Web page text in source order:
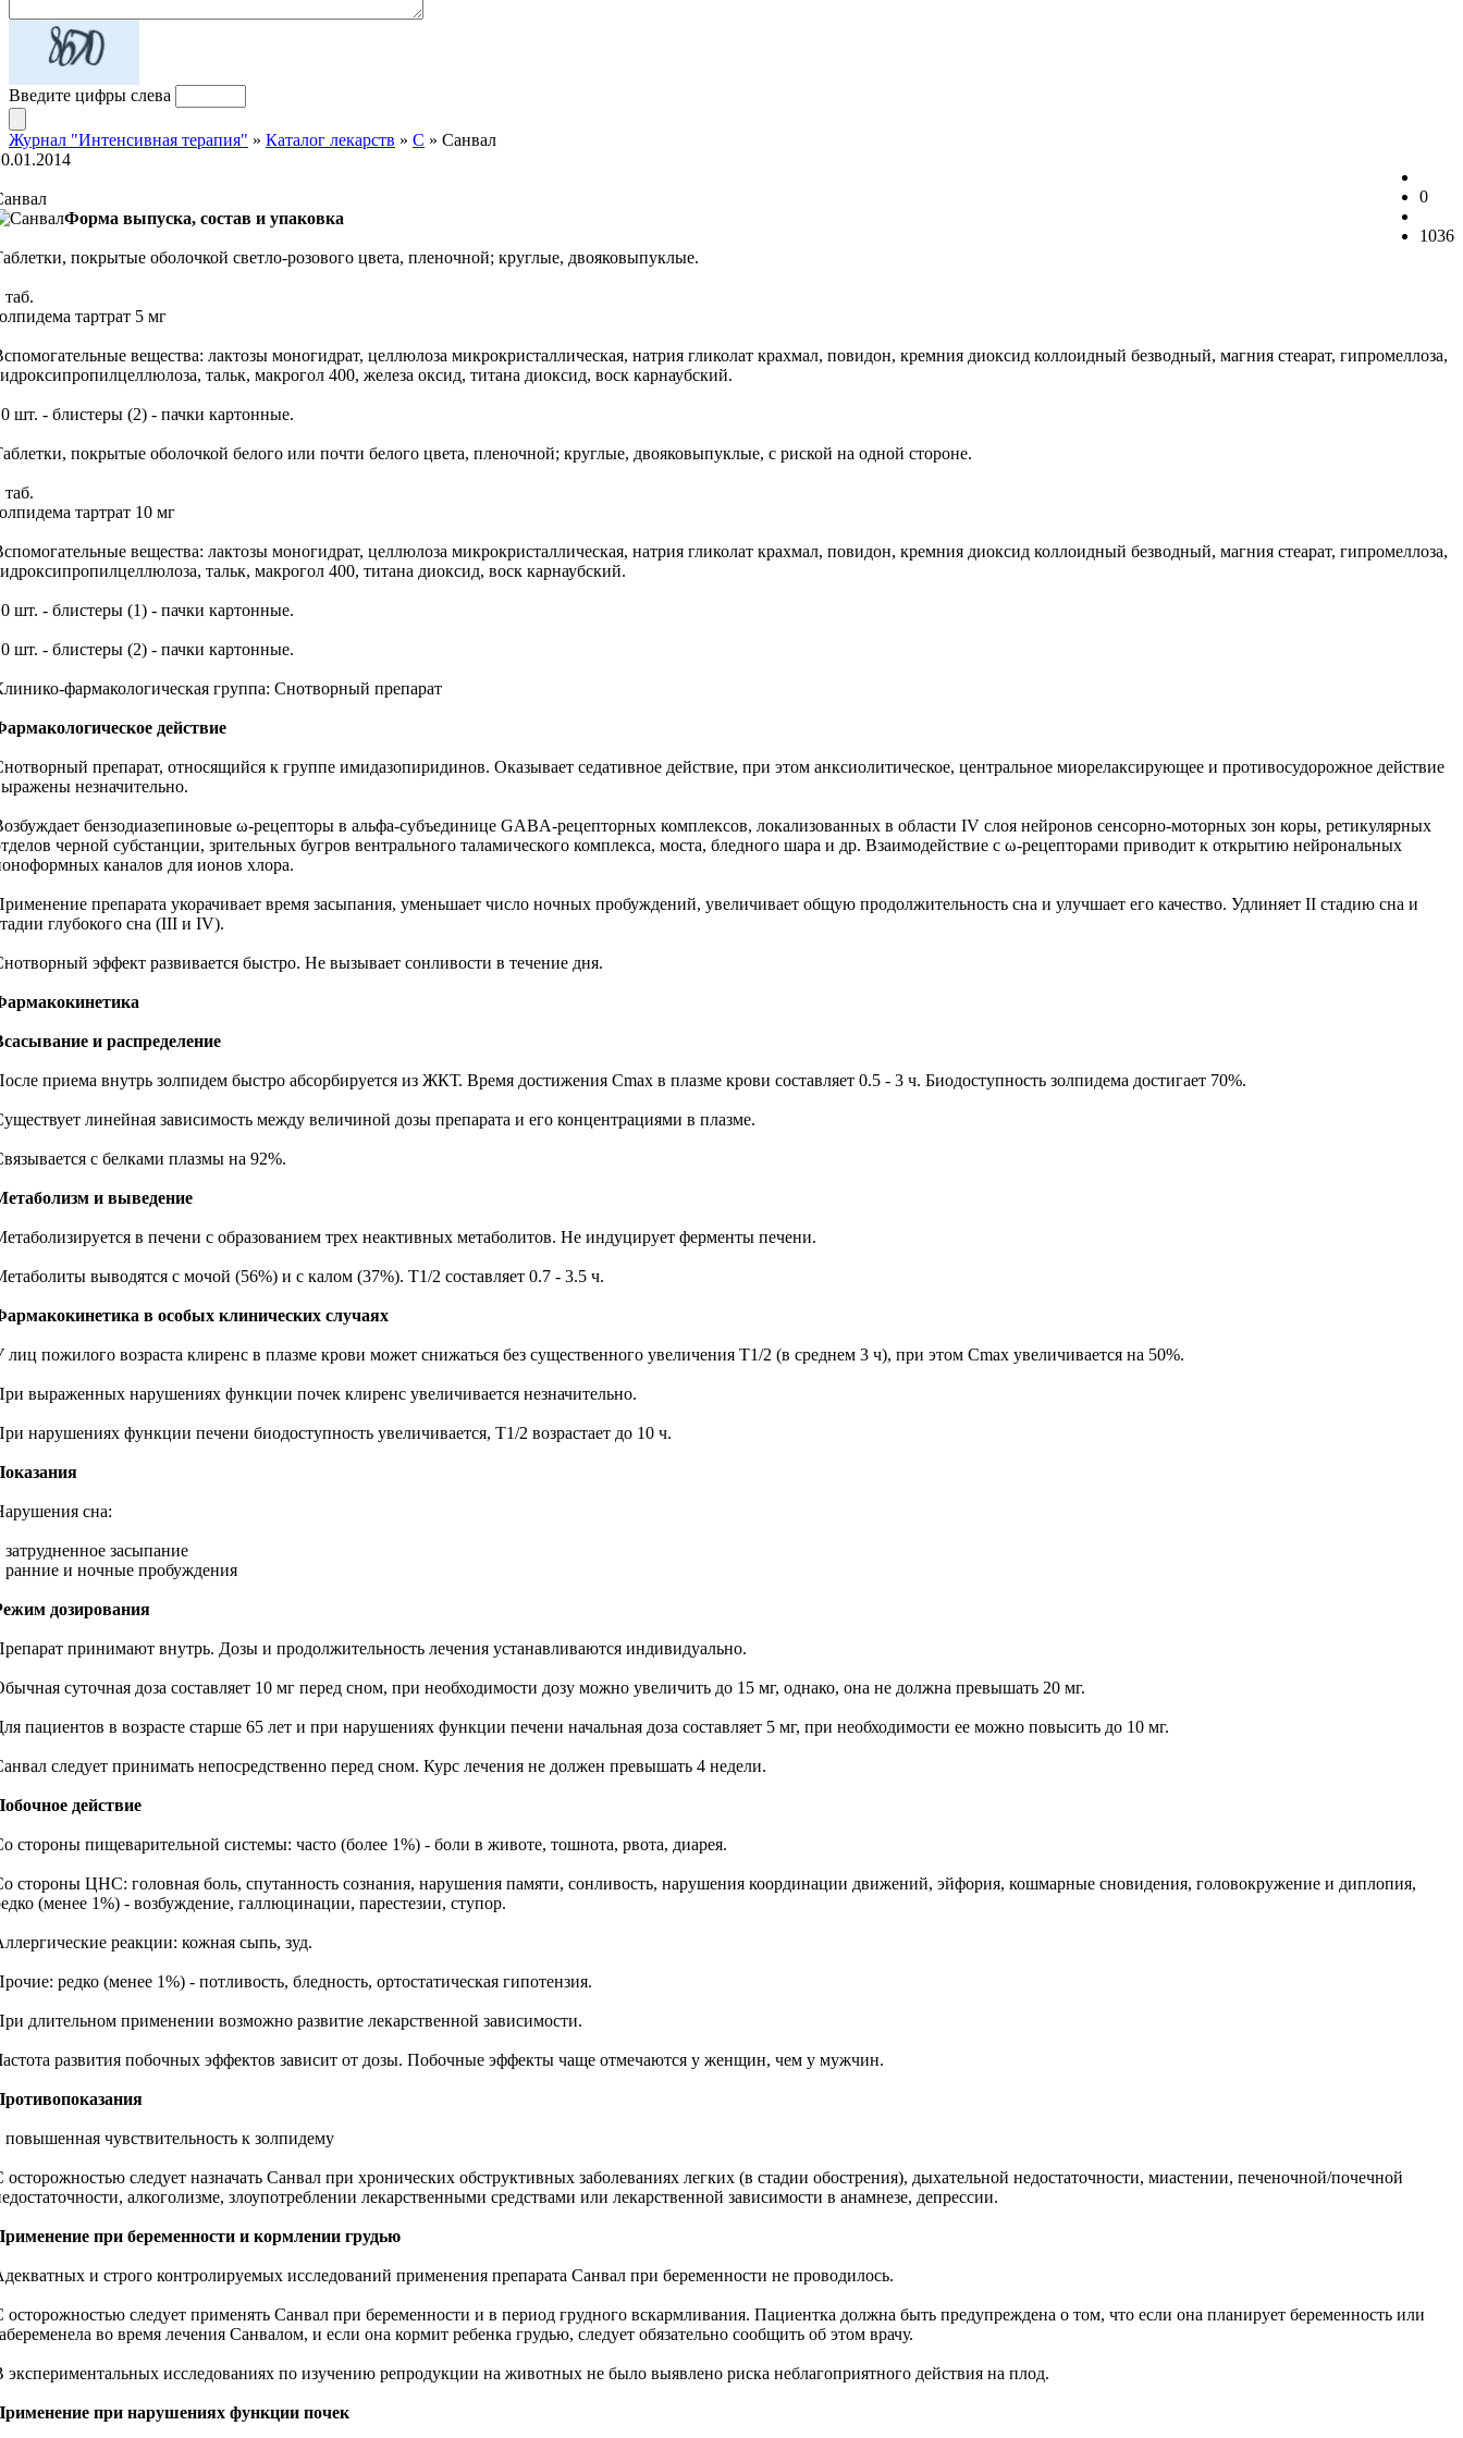
Введите цифры слева
Журнал "Интенсивная терапия" » Каталог лекарств » C » Санвал
0
1036
Форма выпуска, состав и упаковка
покрытые оболочкой светло-розового цвета, пленочной; круглые, двояковыпуклые.
таб.
тартрат 5 мг
вещества: лактозы моногидрат, целлюлоза микрокристаллическая, натрия гликолат крахмал, повидон, кремния диоксид коллоидный безводный, магния стеарат, гипромеллоза,
тальк, макрогол 400, железа оксид, титана диоксид, воск карнаубский.
шт. - блистеры (2) - пачки картонные.
покрытые оболочкой белого или почти белого цвета, пленочной; круглые, двояковыпуклые, с риской на одной стороне.
таб.
тартрат 10 мг
вещества: лактозы моногидрат, целлюлоза микрокристаллическая, натрия гликолат крахмал, повидон, кремния диоксид коллоидный безводный, магния стеарат, гипромеллоза,
тальк, макрогол 400, титана диоксид, воск карнаубский.
шт. - блистеры (1) - пачки картонные.
шт. - блистеры (2) - пачки картонные.
фармакологическая группа: Снотворный препарат
действие
препарат, относящийся к группе имидазопиридинов. Оказывает седативное действие, при этом анксиолитическое, центральное миорелаксирующее и противосудорожное действие
незначительно.
бензодиазепиновые ω-рецепторы в альфа-субъединице GABA-рецепторных комплексов, локализованных в области IV слоя нейронов сенсорно-моторных зон коры, ретикулярных
черной субстанции, зрительных бугров вентрального таламического комплекса, моста, бледного шара и др. Взаимодействие с ω-рецепторами приводит к открытию нейрональных
каналов для ионов хлора.
препарата укорачивает время засыпания, уменьшает число ночных пробуждений, увеличивает общую продолжительность сна и улучшает его качество. Удлиняет II стадию сна и
глубокого сна (III и IV).
эффект развивается быстро. Не вызывает сонливости в течение дня.
и распределение
приема внутрь золпидем быстро абсорбируется из ЖКТ. Время достижения Cmax в плазме крови составляет 0.5 - 3 ч. Биодоступность золпидема достигает 70%.
линейная зависимость между величиной дозы препарата и его концентрациями в плазме.
с белками плазмы на 92%.
и выведение
в печени с образованием трех неактивных метаболитов. Не индуцирует ферменты печени.
выводятся с мочой (56%) и с калом (37%). T1/2 составляет 0.7 - 3.5 ч.
в особых клинических случаях
лиц пожилого возраста клиренс в плазме крови может снижаться без существенного увеличения T1/2 (в среднем 3 ч), при этом Cmax увеличивается на 50%.
выраженных нарушениях функции почек клиренс увеличивается незначительно.
нарушениях функции печени биодоступность увеличивается, T1/2 возрастает до 10 ч.
сна:
засыпание
ранние и ночные пробуждения
дозирования
принимают внутрь. Дозы и продолжительность лечения устанавливаются индивидуально.
суточная доза составляет 10 мг перед сном, при необходимости дозу можно увеличить до 15 мг, однако, она не должна превышать 20 мг.
пациентов в возрасте старше 65 лет и при нарушениях функции печени начальная доза составляет 5 мг, при необходимости ее можно повысить до 10 мг.
следует принимать непосредственно перед сном. Курс лечения не должен превышать 4 недели.
действие
стороны пищеварительной системы: часто (более 1%) - боли в животе, тошнота, рвота, диарея.
стороны ЦНС: головная боль, спутанность сознания, нарушения памяти, сонливость, нарушения координации движений, эйфория, кошмарные сновидения, головокружение и диплопия,
(менее 1%) - возбуждение, галлюцинации, парестезии, ступор.
реакции: кожная сыпь, зуд.
редко (менее 1%) - потливость, бледность, ортостатическая гипотензия.
длительном применении возможно развитие лекарственной зависимости.
развития побочных эффектов зависит от дозы. Побочные эффекты чаще отмечаются у женщин, чем у мужчин.
повышенная чувствительность к золпидему
осторожностью следует назначать Санвал при хронических обструктивных заболеваниях легких (в стадии обострения), дыхательной недостаточности, миастении, печеночной/почечной
алкоголизме, злоупотреблении лекарственными средствами или лекарственной зависимости в анамнезе, депрессии.
при беременности и кормлении грудью
и строго контролируемых исследований применения препарата Санвал при беременности не проводилось.
осторожностью следует применять Санвал при беременности и в период грудного вскармливания. Пациентка должна быть предупреждена о том, что если она планирует беременность или
во время лечения Санвалом, и если она кормит ребенка грудью, следует обязательно сообщить об этом врачу.
экспериментальных исследованиях по изучению репродукции на животных не было выявлено риска неблагоприятного действия на плод.
при нарушениях функции почек